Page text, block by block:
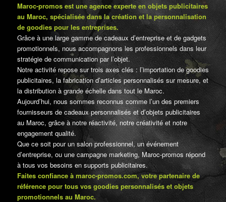
Maroc-promos est une agence experte en objets publicitaires
au Maroc, spécialisée dans la création et la personnalisation
de goodies pour les entreprises.
Grâce à une large gamme de cadeaux d’entreprise et de gadgets
promotionnels, nous accompagnons les professionnels dans leur
stratégie de communication par l’objet.
Notre activité repose sur trois axes clés : l’importation de goodies
publicitaires, la fabrication d’articles personnalisés sur mesure, et
la distribution à grande échelle dans tout le Maroc.
Aujourd’hui, nous sommes reconnus comme l’un des premiers
fournisseurs de cadeaux personnalisés et d’objets publicitaires
au Maroc, grâce à notre réactivité, notre créativité et notre
engagement qualité.
Que ce soit pour un salon professionnel, un événement
d’entreprise, ou une campagne marketing, Maroc-promos répond
à tous vos besoins en supports publicitaires.
Faites confiance à maroc-promos.com, votre partenaire de
référence pour tous vos goodies personnalisés et objets
promotionnels au Maroc.